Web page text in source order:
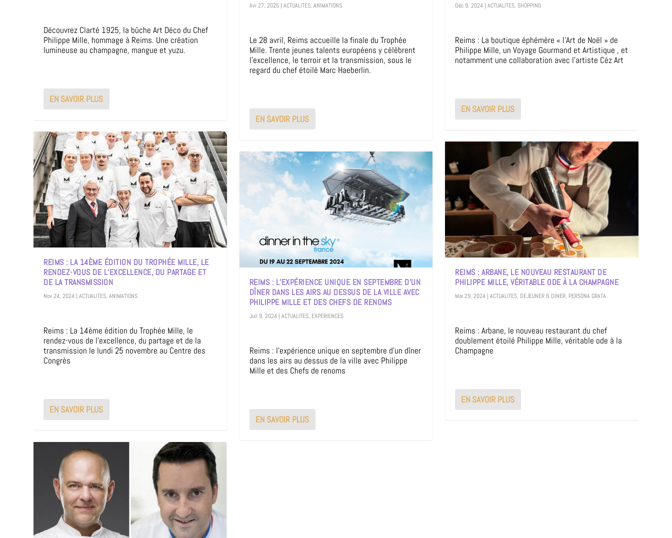
Découvrez Clarté 1925, la bûche Art Déco du Chef
Philippe Mille, hommage à Reims. Une création
lumineuse au champagne, mangue et yuzu.
EN SAVOIR PLUS
REIMS : LA 14ÈME ÉDITION DU TROPHÉE MILLE, LE
RENDEZ-VOUS DE L’EXCELLENCE, DU PARTAGE ET
DE LA TRANSMISSION
Nov 24, 2024 |ACTUALITES,ANIMATIONS
Reims : La 14ème édition du Trophée Mille, le
rendez-vous de l’excellence, du partage et de la
transmission le lundi 25 novembre au Centre des
Congrès
EN SAVOIR PLUS
Avr 27, 2025| ACTUALITES, ANIMATIONS
Le 28 avril, Reims accueille la finale du Trophée
Mille. Trente jeunes talents européens y célèbrent
l’excellence, le terroir et la transmission, sous le
regard du chef étoilé Marc Haeberlin.
EN SAVOIR PLUS
REIMS : L’EXPÉRIENCE UNIQUE EN SEPTEMBRE D’UN
DÎNER DANS LES AIRS AU DESSUS DE LA VILLE AVEC
PHILIPPE MILLE ET DES CHEFS DE RENOMS
Juil 9, 2024 | ACTUALITES, EXPERIENCES
Reims : l’expérience unique en septembre d’un dîner
dans les airs au dessus de la ville avec Philippe
Mille et des Chefs de renoms
EN SAVOIR PLUS
Déc 9, 2024 |ACTUALITES, SHOPPING
Reims : La boutique éphémère « l’Art de Noël » de
Philippe Mille, un Voyage Gourmand et Artistique , et
notamment une collaboration avec l’artiste Céz Art
EN SAVOIR PLUS
REIMS : ARBANE, LE NOUVEAU RESTAURANT DE
PHILIPPE MILLE, VÉRITABLE ODE À LA CHAMPAGNE
Mar 29, 2024 |ACTUALITES, DEJEUNER & DINER, PERSONA GRATA
Reims : Arbane, le nouveau restaurant du chef
doublement étoilé Philippe Mille, véritable ode à la
Champagne
EN SAVOIR PLUS